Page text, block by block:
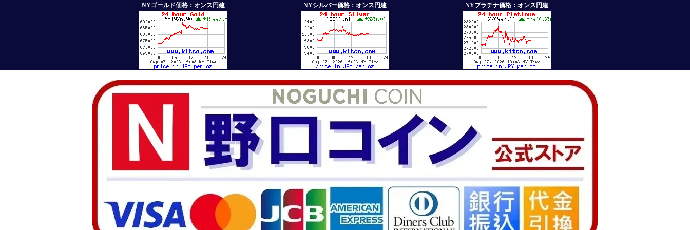
NYゴールド価格：オンス円建 NYシルバー価格：オンス円建 NYプラチナ価格：オンス円建